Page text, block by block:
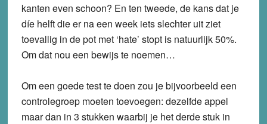
kanten even schoon? En ten tweede, de kans dat je
díe helft die er na een week iets slechter uit ziet
toevallig in de pot met ‘hate’ stopt is natuurlijk 50%.
Om dat nou een bewijs te noemen…
Om een goede test te doen zou je bijvoorbeeld een
controlegroep moeten toevoegen: dezelfde appel
maar dan in 3 stukken waarbij je het derde stuk in